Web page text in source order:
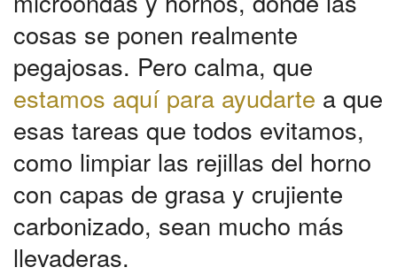
cosas se ponen realmente
pegajosas. Pero calma, que
estamos aquí para ayudarte a que
esas tareas que todos evitamos,
como limpiar las rejillas del horno
con capas de grasa y crujiente
carbonizado, sean mucho más
llevaderas.